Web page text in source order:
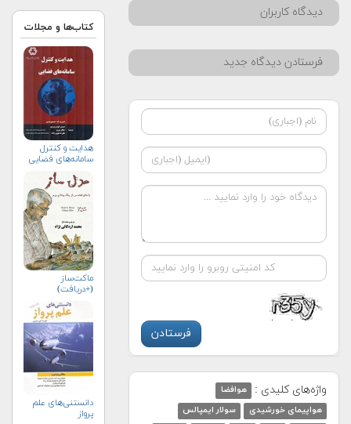
دیدگاه کاربران
فرستادن دیدگاه جدید
واژه‌های کلیدی :
هوافضا
هواپیمای خورشیدی
سولار ایمپالس
کتاب‌ها و مجلات
هدایت و کنترل
سامانه‌های فضایی
ماکت‌ساز
(+دریافت)
دانستنی‌های علم
پرواز